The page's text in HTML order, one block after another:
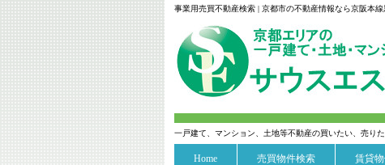
事業用売買不動産検索 | 京都市の不動産情報なら京阪本
一戸建て、マンション、土地等不動産の買いたい、売り
Home 売買物件検索 賃貸